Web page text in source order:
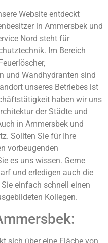
Website entdeckt
in Ammersbek und
Nord steht für
Im Bereich
und Wandhydranten sind
unseres Betriebes ist
haben wir uns
der Städte und
in Ammersbek und
Sollten Sie für Ihre
vorbeugenden
es uns wissen. Gerne
und erledigen auch die
einfach schnell einen
Kollegen.